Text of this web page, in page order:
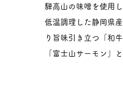
騨高山の味噌を使用
低温調理した静岡県
り旨味引き立つ「和
「富士山サーモン」